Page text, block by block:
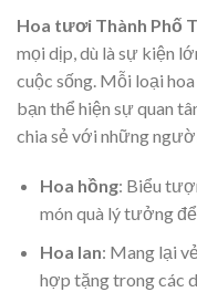
Hoa tươi Thành Phố
mọi dịp, dù là sự kiện
cuộc sống. Mỗi loại
bạn thể hiện sự quan
chia sẻ với những
Hoa hồng: Biểu
món quà lý tưởng
Hoa lan: Mang lại
hợp tặng trong các